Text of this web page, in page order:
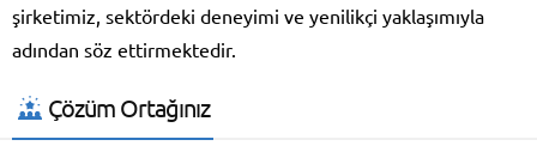
şirketimiz, sektördeki deneyimi ve yenilikçi yaklaşımıyla
adından söz ettirmektedir.
Çözüm Ortağınız